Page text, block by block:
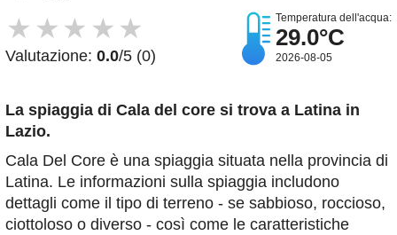
★ ★ ★ ★ ★
Valutazione: 0.0/5 (0)
Temperatura dell'acqua:
29.0°C
2026-08-05
La spiaggia di Cala del core si trova a Latina in
Lazio.
Cala Del Core è una spiaggia situata nella provincia di
Latina. Le informazioni sulla spiaggia includono
dettagli come il tipo di terreno - se sabbioso, roccioso,
ciottoloso o diverso - così come le caratteristiche